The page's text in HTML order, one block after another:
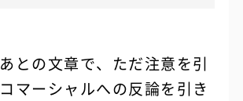
との文章で、ただ注意を引
マーシャルへの反論を引き